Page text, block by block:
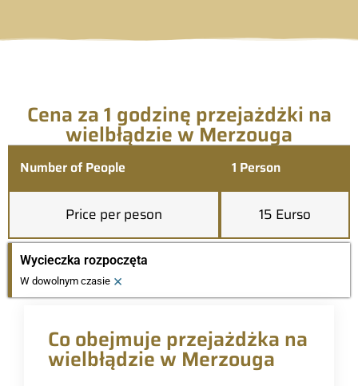
Cena za 1 godzinę przejażdżki na
wielbłądzie w Merzouga
Number of People 1 Person
Price per peson 15 Eurso
Wycieczka rozpoczęta
W dowolnym czasie ×
Co obejmuje przejażdżka na
wielbłądzie w Merzouga